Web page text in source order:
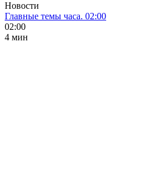
Новости
Главные темы часа. 02:00
02:00
4 мин